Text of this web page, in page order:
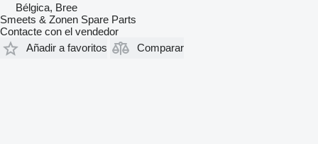
Bélgica, Bree
Smeets & Zonen Spare Parts
Contacte con el vendedor
Añadir a favoritos
Comparar